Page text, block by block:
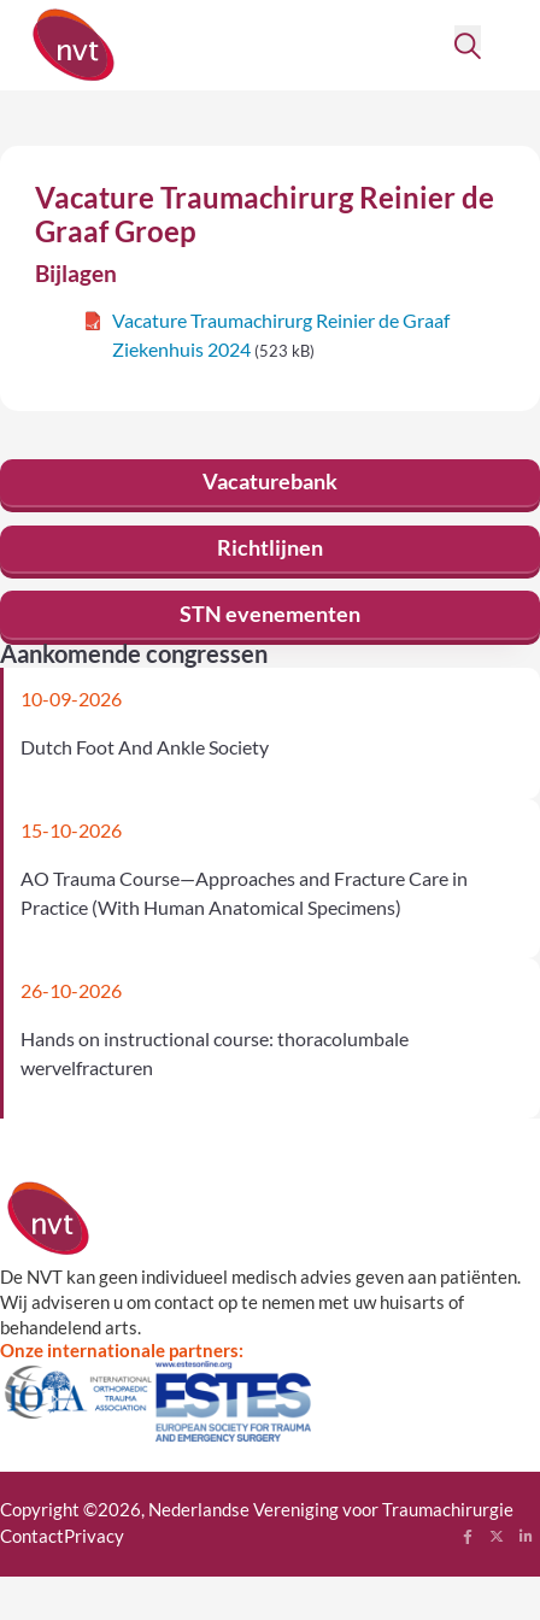
Vacature Traumachirurg Reinier de
Graaf Groep
Bijlagen
Vacature Traumachirurg Reinier de Graaf
Ziekenhuis 2024 (523 kB)
Vacaturebank
Richtlijnen
STN evenementen
Aankomende congressen
10-09-2026
Dutch Foot And Ankle Society
15-10-2026
AO Trauma Course—Approaches and Fracture Care in
Practice (With Human Anatomical Specimens)
26-10-2026
Hands on instructional course: thoracolumbale
wervelfracturen
De NVT kan geen individueel medisch advies geven aan patiënten.
Wij adviseren u om contact op te nemen met uw huisarts of
behandelend arts.
Onze internationale partners:
Copyright ©2026, Nederlandse Vereniging voor Traumachirurgie
ContactPrivacy
Follow